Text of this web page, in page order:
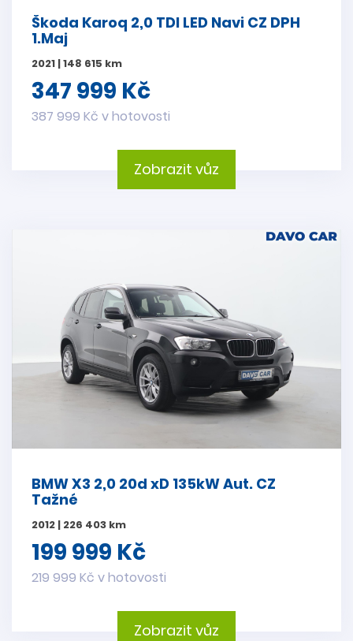
Škoda Karoq 2,0 TDI LED Navi CZ DPH
1.Maj
2021 | 148 615 km
347 999 Kč
387 999 Kč v hotovosti
Zobrazit vůz
BMW X3 2,0 20d xD 135kW Aut. CZ
Tažné
2012 | 226 403 km
199 999 Kč
219 999 Kč v hotovosti
Zobrazit vůz